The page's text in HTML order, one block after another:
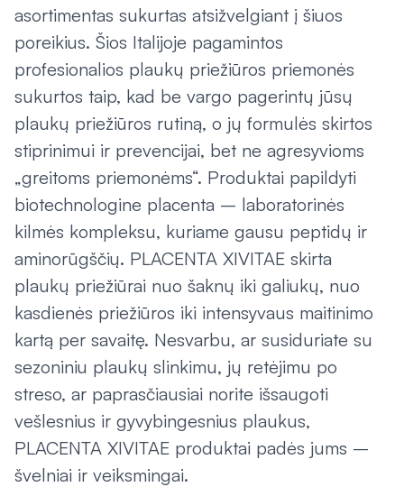
asortimentas sukurtas atsižvelgiant į šiuos
poreikius. Šios Italijoje pagamintos
profesionalios plaukų priežiūros priemonės
sukurtos taip, kad be vargo pagerintų jūsų
plaukų priežiūros rutiną, o jų formulės skirtos
stiprinimui ir prevencijai, bet ne agresyvioms
„greitoms priemonėms“. Produktai papildyti
biotechnologine placenta – laboratorinės
kilmės kompleksu, kuriame gausu peptidų ir
aminorūgščių. PLACENTA XIVITAE skirta
plaukų priežiūrai nuo šaknų iki galiukų, nuo
kasdienės priežiūros iki intensyvaus maitinimo
kartą per savaitę. Nesvarbu, ar susiduriate su
sezoniniu plaukų slinkimu, jų retėjimu po
streso, ar paprasčiausiai norite išsaugoti
vešlesnius ir gyvybingesnius plaukus,
PLACENTA XIVITAE produktai padės jums –
švelniai ir veiksmingai.